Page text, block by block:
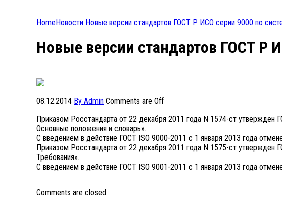
HomeНовости Новые версии стандартов ГОСТ Р ИСО серии 9000 по
Новые версии стандартов ГОСТ Р
08.12.2014 By Admin Comments are Off
Приказом Росстандарта от 22 декабря 2011 года N 1574-ст
Основные положения и словарь».
С введением в действие ГОСТ ISO 9000-2011 с 1 января 2013 года
Приказом Росстандарта от 22 декабря 2011 года N 1575-ст
Требования».
С введением в действие ГОСТ ISO 9001-2011 с 1 января 2013 года
Comments are closed.